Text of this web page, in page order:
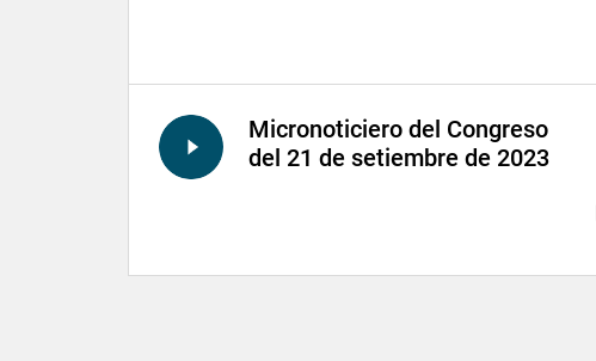
Micronoticiero del Congreso
del 21 de setiembre de 2023